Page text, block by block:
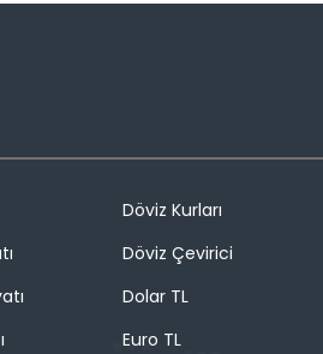
Döviz Kurları
Döviz Çevirici
Dolar TL
Euro TL